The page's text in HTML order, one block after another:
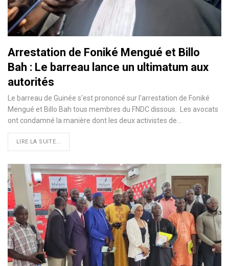
Arrestation de Foniké Mengué et Billo
Bah : Le barreau lance un ultimatum aux
autorités
Le barreau de Guinée s'est prononcé sur l'arrestation de Foniké
Mengué et Billo Bah tous membres du FNDC dissous. Les avocats
ont condamné la manière dont les deux activistes de…
LIRE LA SUITE...